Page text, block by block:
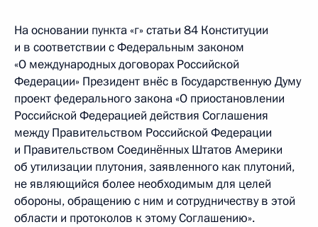
На основании пункта «г» статьи 84 Конституции
и в соответствии с Федеральным законом
«О международных договорах Российской
Федерации» Президент внёс в Государственную Думу
проект федерального закона «О приостановлении
Российской Федерацией действия Соглашения
между Правительством Российской Федерации
и Правительством Соединённых Штатов Америки
об утилизации плутония, заявленного как плутоний,
не являющийся более необходимым для целей
обороны, обращению с ним и сотрудничеству в этой
области и протоколов к этому Соглашению».